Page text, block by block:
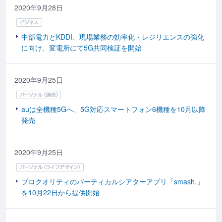
2020年9月28日
中部電力とKDDI、現場業務の効率化・レジリエンスの強化
に向け、変電所にて5G共同検証を開始
2020年9月25日
auは全機種5Gへ、5G対応スマートフォン6機種を10月以降
発売
2020年9月25日
プロクオリティのバーティカルシアターアプリ「smash.」
を10月22日から提供開始